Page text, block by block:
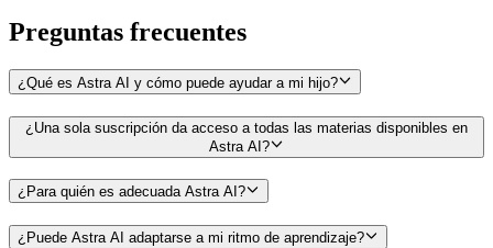
Preguntas frecuentes
¿Qué es Astra AI y cómo puede ayudar a mi hijo?
¿Una sola suscripción da acceso a todas las materias disponibles en
Astra AI?
¿Para quién es adecuada Astra AI?
¿Puede Astra AI adaptarse a mi ritmo de aprendizaje?